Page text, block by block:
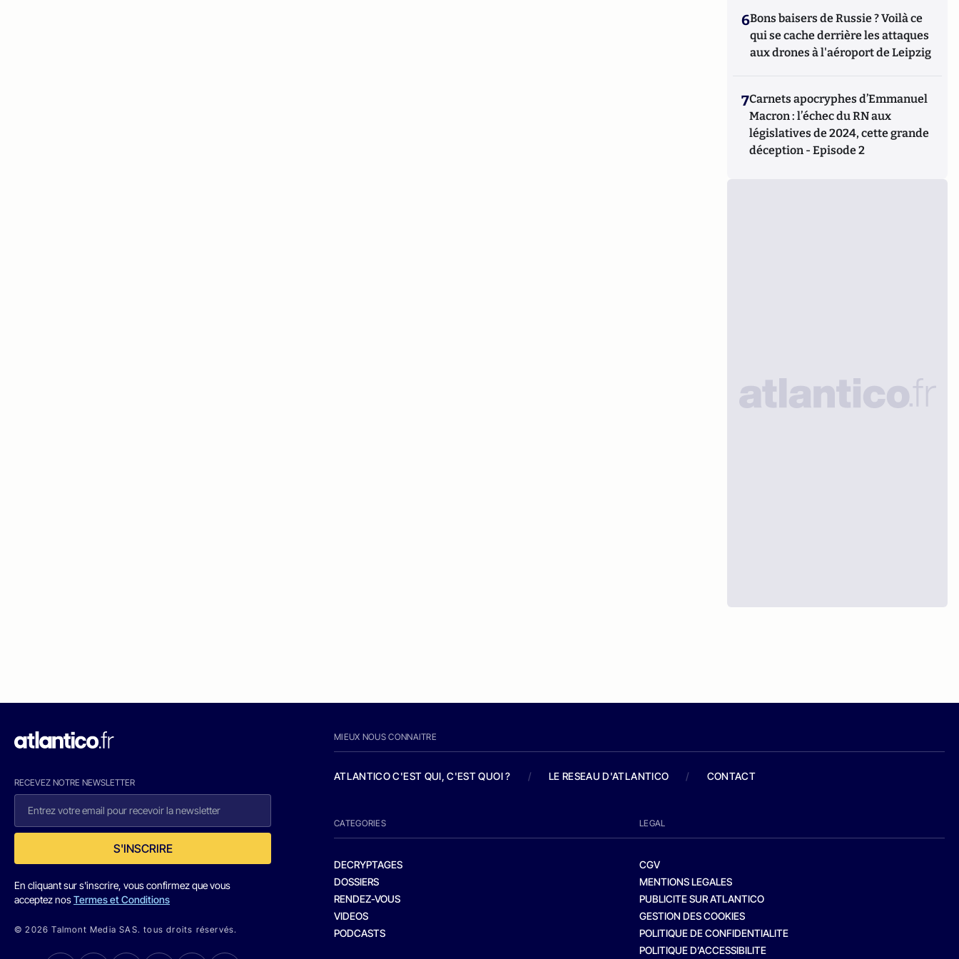
6Bons baisers de Russie ? Voilà ce
qui se cache derrière les attaques
aux drones à l'aéroport de Leipzig
7Carnets apocryphes d’Emmanuel
Macron : l’échec du RN aux
législatives de 2024, cette grande
déception - Episode 2
RECEVEZ NOTRE NEWSLETTER
S'INSCRIRE
En cliquant sur s'inscrire, vous confirmez que vous
acceptez nosTermes et Conditions
© 2026 Talmont Media SAS. tous droits réservés.
MIEUX NOUS CONNAITRE
ATLANTICO C'EST QUI, C'EST QUOI ? / LE RESEAU D'ATLANTICO / CONTACT
CATEGORIES
DECRYPTAGES
DOSSIERS
RENDEZ-VOUS
VIDEOS
PODCASTS
LEGAL
CGV
MENTIONS LEGALES
PUBLICITE SUR ATLANTICO
GESTION DES COOKIES
POLITIQUE DE CONFIDENTIALITE
POLITIQUE D’ACCESSIBILITE